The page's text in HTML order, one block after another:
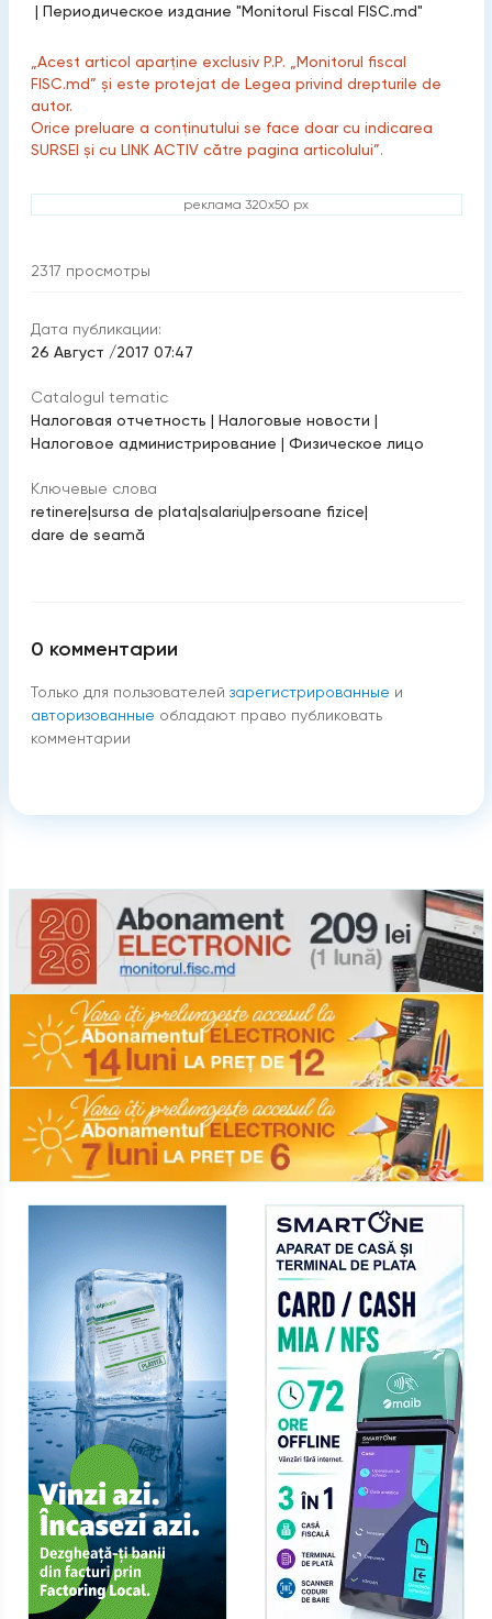
| Периодическое издание "Monitorul Fiscal FISC.md"
„Acest articol aparține exclusiv P.P. „Monitorul fiscal
FISC.md” și este protejat de Legea privind drepturile de
autor.
Orice preluare a conținutului se face doar cu indicarea
SURSEI și cu LINK ACTIV către pagina articolului”.
реклама 320x50 px
2317 просмотры
Дата публикации:
26 Август /2017 07:47
Catalogul tematic
Налоговая отчетность | Налоговые новости |
Налоговое администрирование | Физическое лицо
Ключевые слова
retinere|sursa de plata|salariu|persoane fizice|
dare de seamă
0 комментарии
Только для пользователей зарегистрированные и
авторизованные обладают право публиковать
комментарии